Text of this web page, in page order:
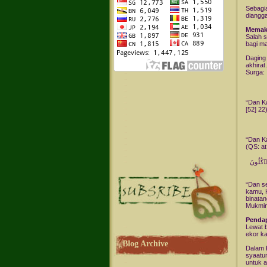
Blog Archive
Salah
bagi
Surga:
“Dan
[52] 22)
“Dan
(QS:
“Dan
kamu,
ekor
Dalam
untuk